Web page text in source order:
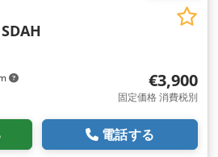
SDAH
€3,900
固定価格 消費税別
電話する